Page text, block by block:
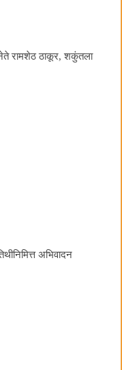
रामशेठ ठाकूर, शकुंतला
अभिवादन